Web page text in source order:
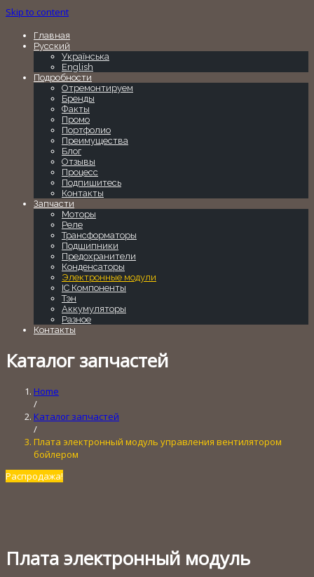
Skip to content
Главная
Русский
Українська
English
Подробности
Отремонтируем
Бренды
Факты
Промо
Портфолио
Преимущества
Блог
Отзывы
Процесс
Подпишитесь
Контакты
Запчасти
Моторы
Реле
Трансформаторы
Подшипники
Предохранители
Конденсаторы
Электронные модули
IC Компоненты
Тэн
Аккумуляторы
Разное
Контакты
Каталог запчастей
Home
/
Каталог запчастей
/
Плата электронный модуль управления вентилятором
бойлером
Распродажа!
Плата электронный модуль